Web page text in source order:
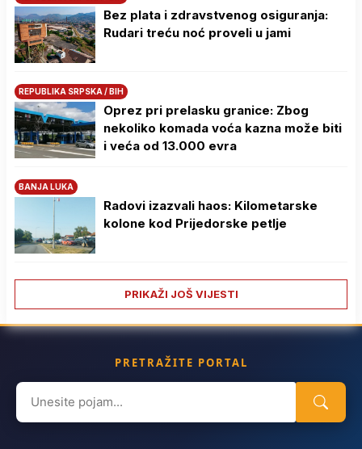
Bez plata i zdravstvenog osiguranja:
Rudari treću noć proveli u jami
REPUBLIKA SRPSKA / BIH
Oprez pri prelasku granice: Zbog
nekoliko komada voća kazna može biti
i veća od 13.000 evra
BANJA LUKA
Radovi izazvali haos: Kilometarske
kolone kod Prijedorske petlje
PRIKAŽI JOŠ VIJESTI
PRETRAŽITE PORTAL
Search
for: